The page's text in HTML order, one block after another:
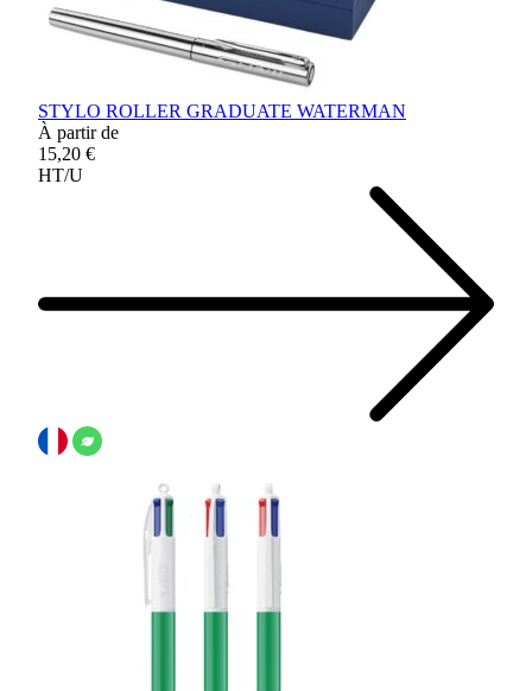
STYLO ROLLER GRADUATE WATERMAN
À partir de
15,20 €
HT/U